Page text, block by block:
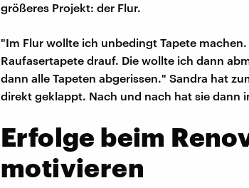
größeres Projekt: der Flur.
"Im Flur wollte ich unbedingt Tapete
Raufasertapete drauf. Die wollte ich dann
dann alle Tapeten abgerissen." Sandra hat
direkt geklappt. Nach und nach hat sie dann
Erfolge beim
motivieren